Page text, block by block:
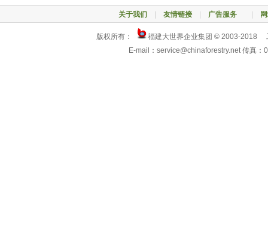
关于我们 友情链接| 广告服务
版权所有：
福建大世界企业集团 © 2003-2018
E-mail：service@chinaforestry.net 传真